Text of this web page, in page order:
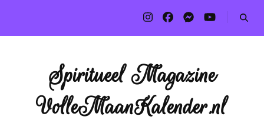
Spiritueel Magazine
VolleMaanKalender.nl